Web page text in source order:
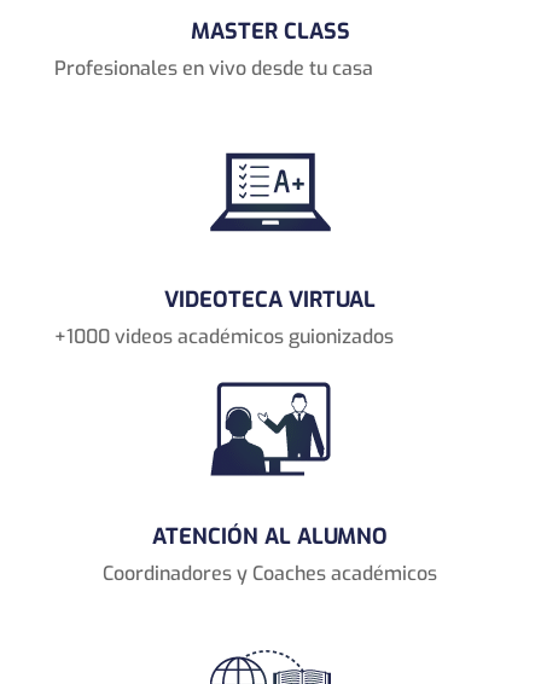
MASTER CLASS
Profesionales en vivo desde tu casa
VIDEOTECA VIRTUAL
+1000 videos académicos guionizados
ATENCIÓN AL ALUMNO
Coordinadores y Coaches académicos